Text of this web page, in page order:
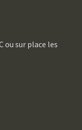
ou sur place les